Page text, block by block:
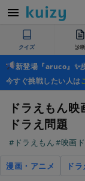
クイズ 診断
新登場『aruco』✨
今すぐ挑戦したい人は
ドラえもん
ドラえ問題
#ドラえもん#映画
漫画・アニメ ド